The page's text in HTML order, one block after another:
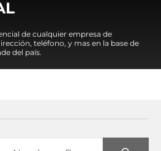
de cualquier empresa de
teléfono, y mas en la base de
del país.